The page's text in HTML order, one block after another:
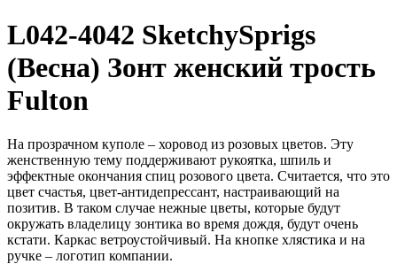
L042-4042 SketchySprigs
(Весна) Зонт женский трость
Fulton
На прозрачном куполе – хоровод из розовых цветов. Эту
женственную тему поддерживают рукоятка, шпиль и
эффектные окончания спиц розового цвета. Считается, что это
цвет счастья, цвет-антидепрессант, настраивающий на
позитив. В таком случае нежные цветы, которые будут
окружать владелицу зонтика во время дождя, будут очень
кстати. Каркас ветроустойчивый. На кнопке хлястика и на
ручке – логотип компании.